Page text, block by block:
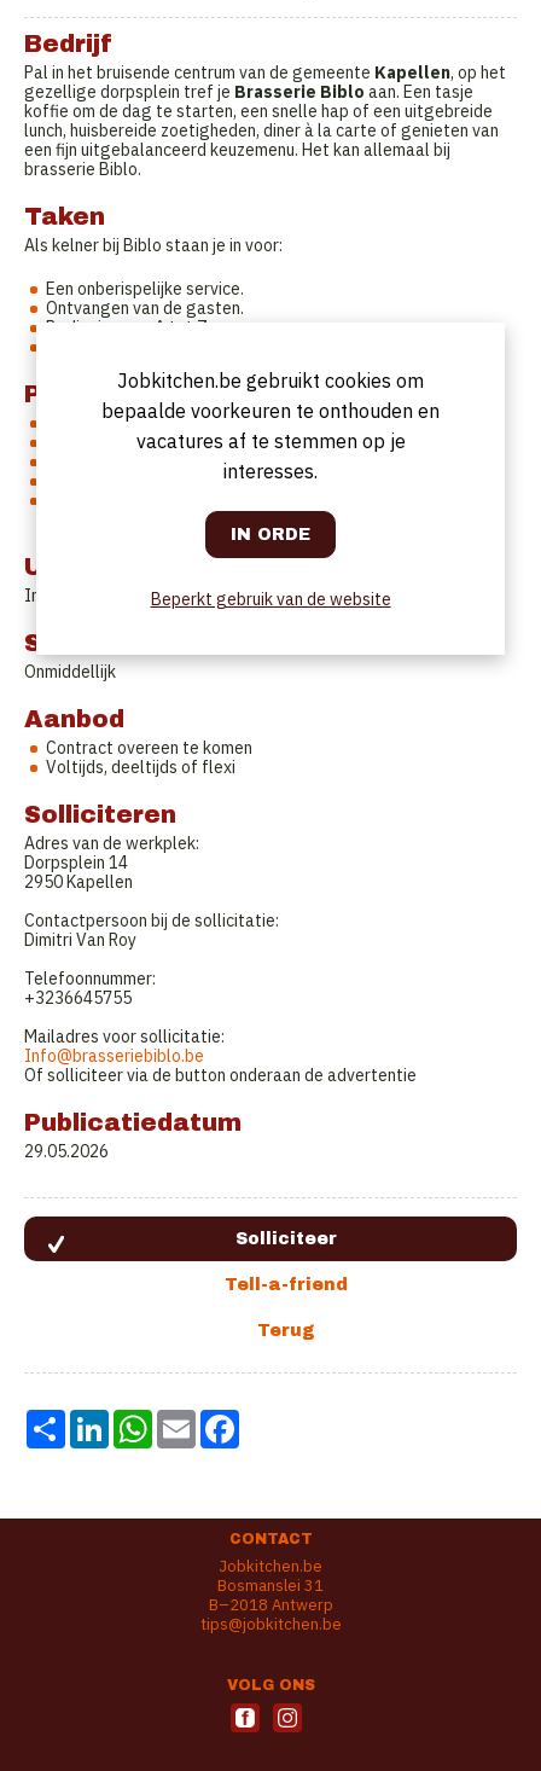
Bedrijf
Pal in het bruisende centrum van de gemeente Kapellen, op het
gezellige dorpsplein tref je Brasserie Biblo aan. Een tasje
koffie om de dag te starten, een snelle hap of een uitgebreide
lunch, huisbereide zoetigheden, diner à la carte of genieten van
een fijn uitgebalanceerd keuzemenu. Het kan allemaal bij
brasserie Biblo.
Taken
Als kelner bij Biblo staan je in voor:
Een onberispelijke service.
Ontvangen van de gasten.
Bediening van A tot Z.
Profiel
Vrolijk, positief, goedgezind.
Nederlandstalig
Ervaring is noodzakelijk.
komt hier zeker van pas.
Uurrooster
In overleg
Startdatum
Onmiddellijk
Aanbod
Contract overeen te komen
Voltijds, deeltijds of flexi
Solliciteren
Adres van de werkplek:
Dorpsplein 14
2950 Kapellen
Contactpersoon bij de sollicitatie:
Dimitri Van Roy
Telefoonnummer:
+3236645755
Mailadres voor sollicitatie:
Info@brasseriebiblo.be
Of solliciteer via de button onderaan de advertentie
Publicatiedatum
29.05.2026
Share LinkedInWhatsApp
Email
CONTACT
Jobkitchen.be
Bosmanslei 31
B–2018 Antwerp
tips@jobkitchen.be
VOLG ONS
Jobkitchen.be gebruikt cookies om
bepaalde voorkeuren te onthouden en
vacatures af te stemmen op je
interesses.
Beperkt gebruik van de website